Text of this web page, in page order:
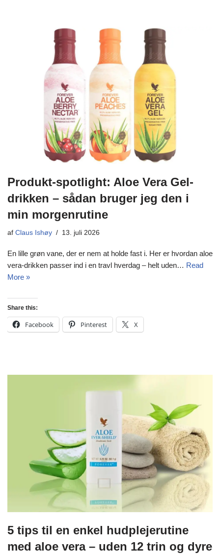
Produkt-spotlight: Aloe Vera Gel-
drikken – sådan bruger jeg den i
min morgenrutine
af Claus Ishøy 13. juli 2026
En lille grøn vane, der er nem at holde fast i. Her er hvordan aloe
vera-drikken passer ind i en travl hverdag – helt uden… Read
More »
Share this:
Facebook Pinterest X
5 tips til en enkel hudplejerutine
med aloe vera – uden 12 trin og dyre